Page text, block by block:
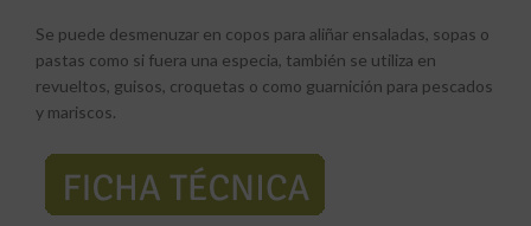
Se puede desmenuzar en copos para aliñar ensaladas, sopas o
pastas como si fuera una especia, también se utiliza en
revueltos, guisos, croquetas o como guarnición para pescados
y mariscos.